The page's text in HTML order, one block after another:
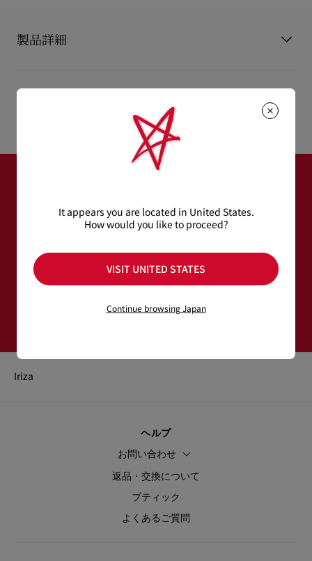
製品詳細
なめらかなブラックのパテントレザーでタイムレスに仕上げた
魅惑的にカットアウトされたヴァンプと100mmのスティレット
ヒールの組み合わせに、ポインテッドトウの美しいシルエット
ウィメンズ コレクション
登録する
Iriza
ヘルプ
お問い合わせ
返品・交換について
ブティック
よくあるご質問
It appears you are located in United States.
How would you like to proceed?
VISIT UNITED STATES
Continue browsing Japan